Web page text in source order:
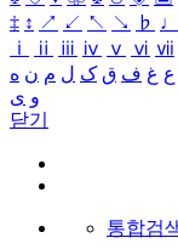
‡ ↕ ↗ ↙ ↖ ↘ ♭ ♩
ⅰ
ⅱ ⅲ ⅳ ⅴ ⅵ ⅶ
ع غ ف ق ک ل م ن ه
و ی
닫기
통합검